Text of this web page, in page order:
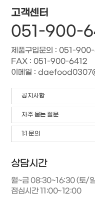
고객센터
051-900-
제품구입문의 : 051-
FAX : 051-900-6412
이메일 :
공지사항
자주 묻는 질문
1:1 문의
상담시간
월~금 08:30~16:30 (토/
점심시간 11:00~12:00